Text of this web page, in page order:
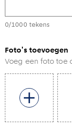
0/1000 tekens
Foto's toevoegen
Voeg een foto toe
Toevoegen